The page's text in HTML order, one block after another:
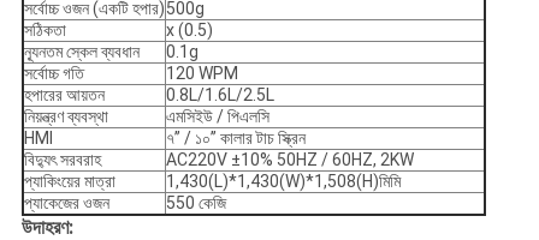
সর্বোচ্চ ওজন (একটি হপার)500g
সঠিকতা
x (0.5)
ন্যূনতম স্কেল ব্যবধান
0.1g
সর্বোচ্চ গতি
120 WPM
হপারের আয়তন
0.8L/1.6L/2.5L
নিয়ন্ত্রণ ব্যবস্থা
এমসিইউ / পিএলসি
HMI
৭’’ / ১০’’ কালার টাচ স্ক্রিন
বিদ্যুৎ সরবরাহ
AC220V ±10% 50HZ / 60HZ, 2KW
প্যাকিংয়ের মাত্রা
1,430(L)*1,430(W)*1,508(H)মিমি
প্যাকেজের ওজন
550 কেজি
উদাহরণ: